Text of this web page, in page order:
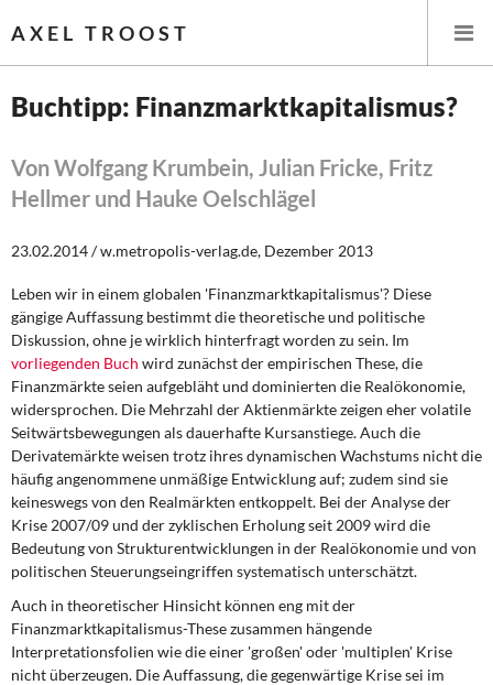
AXEL TROOST
Themen
Leitlinien linker Wirtschafts- und Finanzpolitik
Wirtschaftspolitik
Steuer- und Finanzpolitik
Öffentliche Infrastruktur und Daseinsvorsorge
Eurokrise und Griechenland
DIE LINKE
Weitere Themen
Memo-Gruppe
Institut Solidarische Moderne
Buchtipp: Finanzmarktkapitalismus?
Von Wolfgang Krumbein, Julian Fricke, Fritz
Hellmer und Hauke Oelschlägel
23.02.2014 / w.metropolis-verlag.de, Dezember 2013
Leben wir in einem globalen 'Finanzmarktkapitalismus'? Diese
gängige Auffassung bestimmt die theoretische und politische
Diskussion, ohne je wirklich hinterfragt worden zu sein. Im
vorliegenden Buch wird zunächst der empirischen These, die
Finanzmärkte seien aufgebläht und dominierten die Realökonomie,
widersprochen. Die Mehrzahl der Aktienmärkte zeigen eher volatile
Seitwärtsbewegungen als dauerhafte Kursanstiege. Auch die
Derivatemärkte weisen trotz ihres dynamischen Wachstums nicht die
häufig angenommene unmäßige Entwicklung auf; zudem sind sie
keineswegs von den Realmärkten entkoppelt. Bei der Analyse der
Krise 2007/09 und der zyklischen Erholung seit 2009 wird die
Bedeutung von Strukturentwicklungen in der Realökonomie und von
politischen Steuerungseingriffen systematisch unterschätzt.
Auch in theoretischer Hinsicht können eng mit der
Finanzmarktkapitalismus-These zusammen hängende
Interpretationsfolien wie die einer 'großen' oder 'multiplen' Krise
nicht überzeugen. Die Auffassung, die gegenwärtige Krise sei im